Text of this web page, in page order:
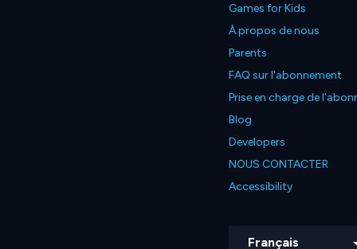
Games for Kids
À propos de nous
Parents
FAQ sur l'abonnement
Prise en charge de
Blog
Developers
NOUS CONTACTER
Accessibility
Français